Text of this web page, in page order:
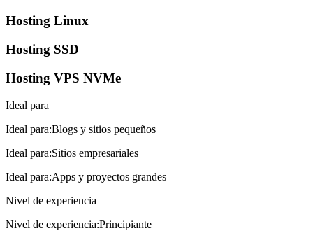
Hosting Linux
Hosting SSD
Hosting VPS NVMe
Ideal para
Ideal para:Blogs y sitios pequeños
Ideal para:Sitios empresariales
Ideal para:Apps y proyectos grandes
Nivel de experiencia
Nivel de experiencia:Principiante